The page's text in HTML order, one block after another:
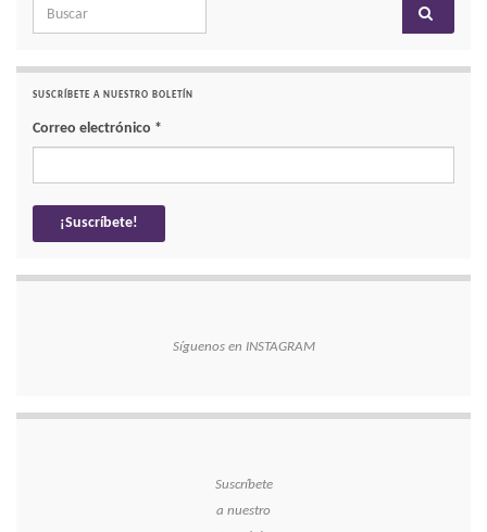
Search for:
SUSCRÍBETE A NUESTRO BOLETÍN
Correo electrónico *
Síguenos en INSTAGRAM
Suscríbete
a nuestro